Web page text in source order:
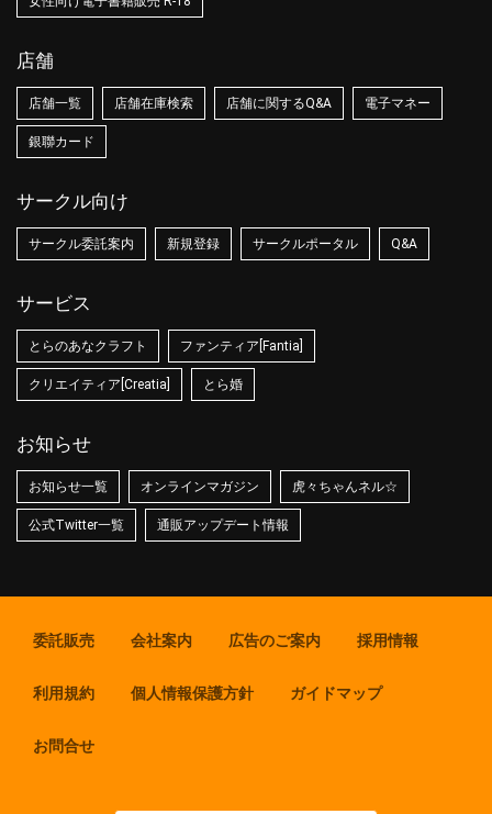
店舗
店舗一覧 店舗在庫検索 店舗に関するQ&A 電子マネー
銀聯カード
サークル向け
サークル委託案内 新規登録 サークルポータル Q&A
サービス
とらのあなクラフト ファンティア[Fantia]
クリエイティア[Creatia] とら婚
お知らせ
お知らせ一覧 オンラインマガジン 虎々ちゃんネル☆
公式Twitter一覧 通販アップデート情報
委託販売 会社案内 広告のご案内 採用情報
利用規約 個人情報保護方針 ガイドマップ
お問合せ